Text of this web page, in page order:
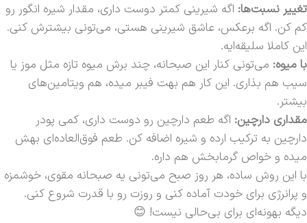
تغییر نسبت‌ها: اگه شیرینی کمتر دوست داری، مقدار شیره انگور رو
کم کن. اگه برعکس، عاشق شیرینی هستی، می‌تونی بیشترش کنی.
این کاملا سلیقه‌ایه.
با میوه: می‌تونی کنار این صبحانه، چند برش میوه تازه مثل موز یا
سیب هم بذاری. این کار هم بهت فیبر میده، هم ویتامین‌های
بیشتر.
مقداری دارچین: اگه طعم دارچین رو دوست داری، کمی پودر
دارچین به ترکیب ارده و شیره اضافه کن. طعم فوق‌العاده‌ای بهش
میده و خواص گرمابخش هم داره.
با این روش ساده، هر روز صبح می‌تونی یه صبحانه مقوی، خوشمزه
و پرانرژی برای خودت آماده کنی و روزت رو با قدرت شروع کنی.
دیگه بهونه‌ای برای بی‌حالی نیست! 😊